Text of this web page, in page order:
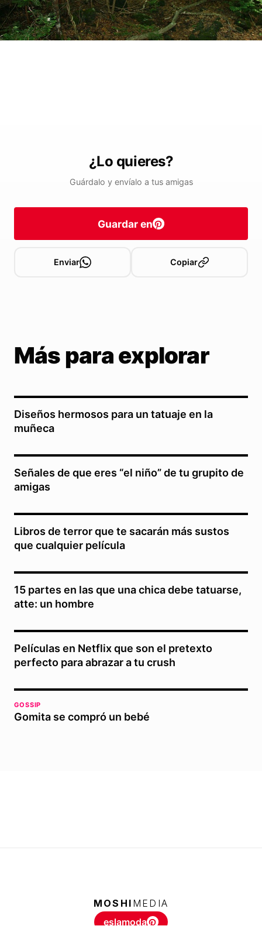
¿Lo quieres?
Guárdalo y envíalo a tus amigas
Guardar en
Enviar Copiar
Más para explorar
Diseños hermosos para un tatuaje en la
muñeca
Señales de que eres “el niño” de tu grupito de
amigas
Libros de terror que te sacarán más sustos
que cualquier película
15 partes en las que una chica debe tatuarse,
atte: un hombre
Películas en Netflix que son el pretexto
perfecto para abrazar a tu crush
GOSSIP
Gomita se compró un bebé
MOSHI MEDIA
eslamoda